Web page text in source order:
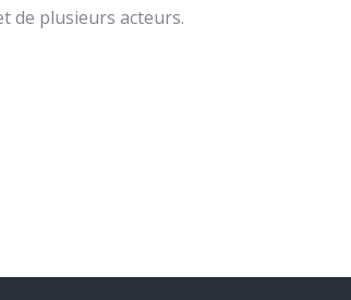
de plusieurs acteurs.